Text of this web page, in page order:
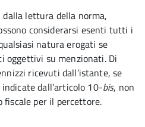
dalla lettura della norma,
considerarsi esenti tutti i
natura erogati se
oggettivi su menzionati. Di
ricevuti dall’istante, se
dall’articolo 10-bis, non
per il percettore.